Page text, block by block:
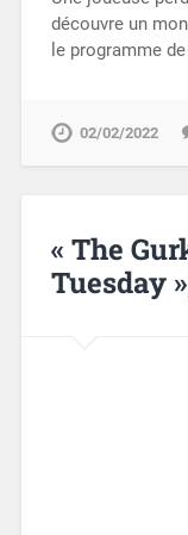
découvre un
le programme
02/02/2022
« The
Tuesday